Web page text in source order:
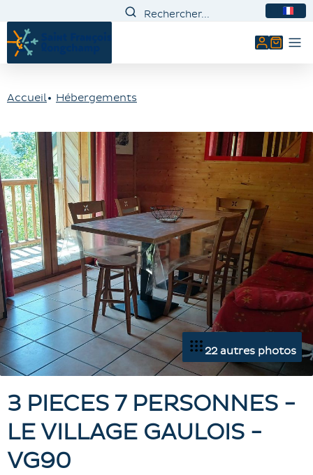
Mon
Accueil Hébergements
22 autres photos
3 PIECES 7 PERSONNES -
LE VILLAGE GAULOIS -
VG90